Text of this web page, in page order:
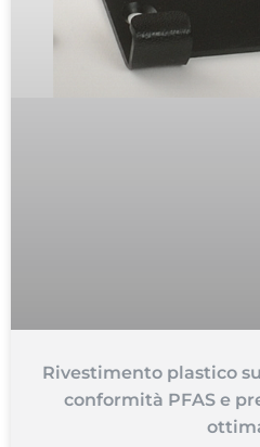
Rivestimento plastico
conformità PFAS e